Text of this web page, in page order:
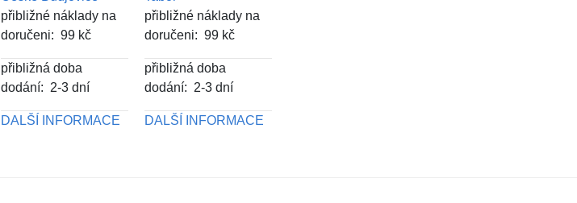
přibližné náklady na
doručeni: 99 kč
přibližná doba
dodání: 2-3 dní
DALŠÍ INFORMACE
přibližné náklady na
doručeni: 99 kč
přibližná doba
dodání: 2-3 dní
DALŠÍ INFORMACE